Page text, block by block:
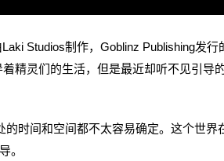
Studios制作，Goblinz Publishing发
精灵们的生活，但是最近却听不见引导
时间和空间都不太容易确定。这个世界
。